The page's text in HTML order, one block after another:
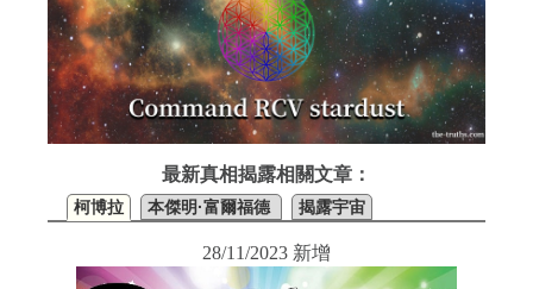
最新真相揭露相關文章：
柯博拉 本傑明·富爾福德 揭露宇宙
28/11/2023 新增